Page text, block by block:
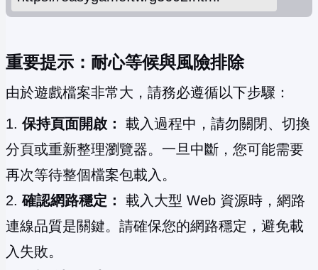
重要提示：耐心等候與風險排除
由於遊戲檔案非常大，請務必遵循以下步驟：
保持頁面開啟：
載入過程中，請勿關閉、切換
分頁或重新整理瀏覽器。一旦中斷，您可能需要
再次等待整個檔案包載入。
確認網路穩定：
載入大型 Web 資源時，網路
連線品質是關鍵。請確保您的網路穩定，避免載
入失敗。